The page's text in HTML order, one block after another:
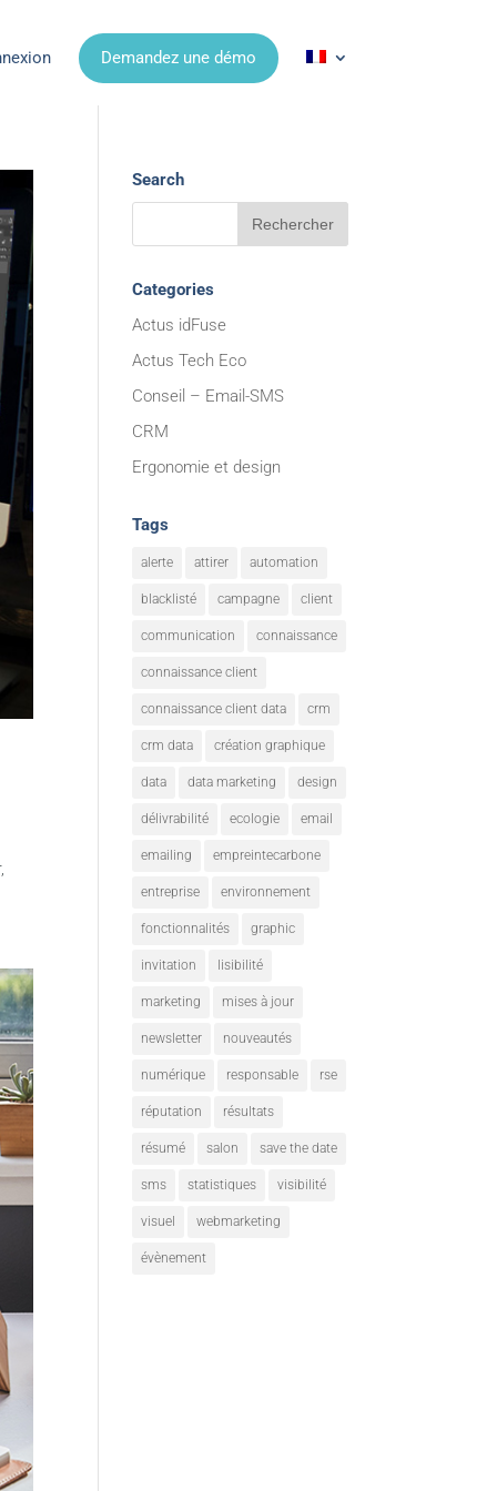
Demandez une démo
Search
Categories
Actus idFuse
Actus Tech Eco
Conseil – Email-SMS
CRM
Ergonomie et design
Tags
alerte attirer automation
blacklisté campagne client
communication connaissance
connaissance client
connaissance client data crm
crm data création graphique
data data marketing design
délivrabilité ecologie email
emailing empreintecarbone
entreprise environnement
fonctionnalités graphic
invitation lisibilité
marketing mises à jour
newsletter nouveautés
numérique responsable rse
réputation résultats
résumé salon save the date
sms statistiques visibilité
visuel webmarketing
évènement